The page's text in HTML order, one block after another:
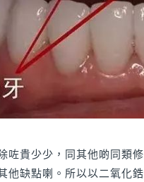
咗貴少少，同其他啲同類
他缺點喇。所以以二氧化